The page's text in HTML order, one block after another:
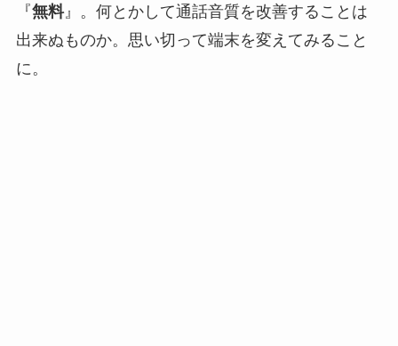
『無料』。何とかして通話音質を改善することは
出来ぬものか。思い切って端末を変えてみること
に。